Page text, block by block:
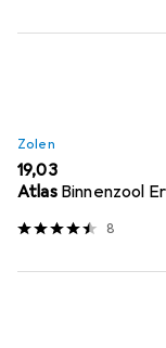
Zolen
EUR
19,03
Atlas Binnenzool
8